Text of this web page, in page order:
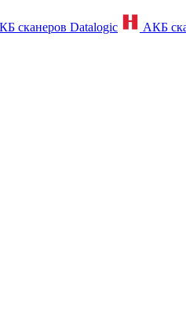
сканеров Datalogic АКБ